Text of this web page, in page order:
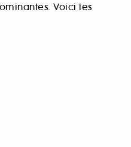
Voici les